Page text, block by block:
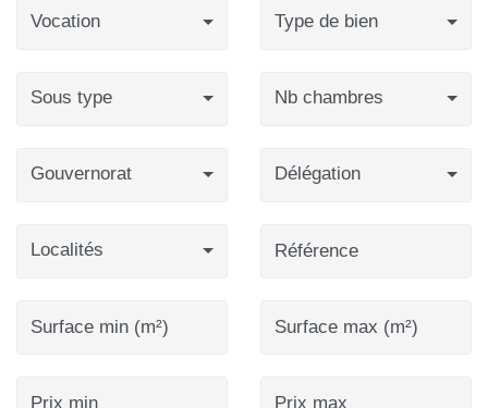
Vocation Type de bien
Sous type Nb chambres
Gouvernorat Délégation
Localités